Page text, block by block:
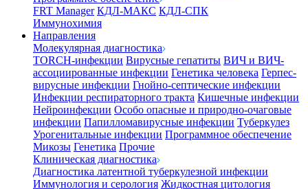
FRT Manager КДЛ-МАКС КДЛ-СПК
Иммунохимия
Направления
Молекулярная диагностика
TORCH-инфекции Вирусные гепатиты ВИЧ и ВИЧ-
ассоциированные инфекции Генетика человека Герпес-
вирусные инфекции Гнойно-септические инфекции
Инфекции респираторного тракта Кишечные инфекции
Нейроинфекции Особо опасные и природно-очаговые
инфекции Папилломавирусные инфекции Туберкулез
Урогенитальные инфекции Программное обеспечение
Микозы Генетика Прочие
Клиническая диагностика
Диагностика латентной туберкулезной инфекции
Иммунология и серология Жидкостная цитология